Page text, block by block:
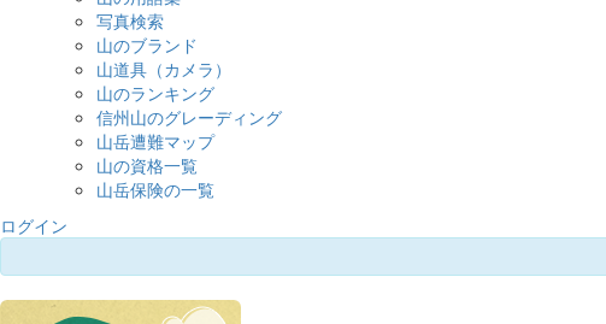
写真検索
山のブランド
山道具（カメラ）
山のランキング
信州山のグレーディング
山岳遭難マップ
山の資格一覧
山岳保険の一覧
ログイン